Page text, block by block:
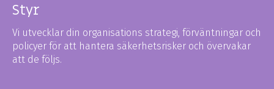
Styr
Vi utvecklar din organisations strategi, förväntningar och
policyer för att hantera säkerhetsrisker och övervakar
att de följs.